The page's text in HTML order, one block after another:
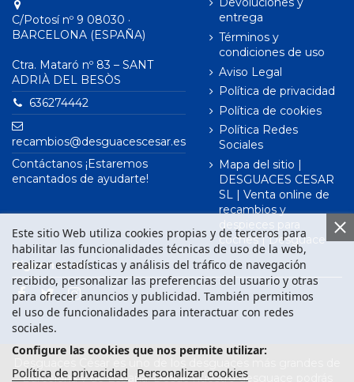
C/Potosí nº 9 08030 ·
BARCELONA (ESPAÑA)
Ctra. Mataró nº 83 – SANT
ADRIÀ DEL BESÒS
636274442
recambios@desguacescesar.es
Contáctanos ¡Estaremos
encantados de ayudarte!
entrega
Términos y
condiciones de uso
Aviso Legal
Política de privacidad
Política de cookies
Política Redes
Sociales
Mapa del sitio |
DESGUACES CESAR
SL | Venta online de
recambios y
despieces para
coches | Desguace
Este sitio Web utiliza cookies propias y de terceros para
habilitar las funcionalidades técnicas de uso de la web,
realizar estadísticas y análisis del tráfico de navegación
recibido, personalizar las preferencias del usuario y otras
para ofrecer anuncios y publicidad. También permitimos
el uso de funcionalidades para interactuar con redes
sociales.
Configure las cookies que nos permite utilizar:
Política de privacidad Personalizar cookies
Síguenos en
Barcelona y de España. Desde nuestro desguace podrás